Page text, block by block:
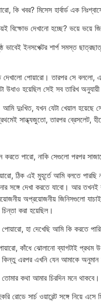
কি খবর? মিসেস হার্বার্ড এক
বিক্ষোভ দেখানো হচ্ছে? ভয়ে ভয়ে
ভাবেই ইনসপেক্টর শার্প সমস্ত
পোয়ারো। তারপর সে বললো,
উধাও হয়েছিল সেই সব তারিখ অনুযায়ী
দুঃখিত, যখন যেটা খেয়াল হয়েছে
সান্ধ্যজুতো, তারপর ব্রেসলেট,
করতে পারো, নাকি সেগুলো পরপর
ঠিক এই মুহূর্তে আমি বলতে
সঙ্গে দেখা করতে যাবো। আর
অপ্রয়োজনীয় জিনিসগুলো
করা হয়েছিল।
হা দেখেছি আমি কি করতে
কাঁধে ঝোলানো ব্যাগটাই প্রথম
এরপর এখনি যেন আমাকে
তোমার কথা আমার চিরদিন মনে থাকবে।
রোডে সার্চ ওয়ারেন্ট সঙ্গে নিয়ে